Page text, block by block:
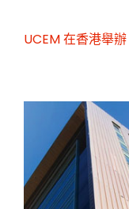
UCEM 在香港舉辦